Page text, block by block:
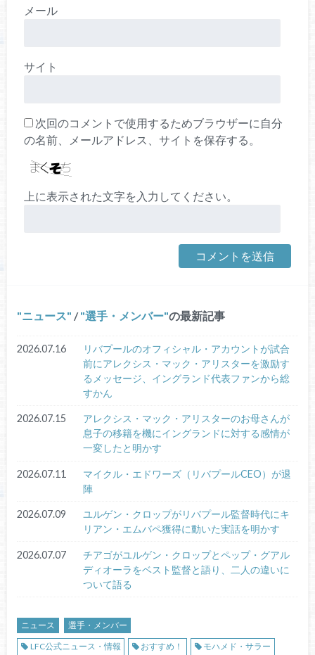
メール
サイト
次回のコメントで使用するためブラウザーに自分
の名前、メールアドレス、サイトを保存する。
上に表示された文字を入力してください。
ニュース / 選手・メンバー の最新記事
2026.07.16
リバプールのオフィシャル・アカウントが試合
前にアレクシス・マック・アリスターを激励す
るメッセージ、イングランド代表ファンから総
すかん
2026.07.15
アレクシス・マック・アリスターのお母さんが
息子の移籍を機にイングランドに対する感情が
一変したと明かす
2026.07.11
マイクル・エドワーズ（リバプールCEO）が退
陣
2026.07.09
ユルゲン・クロップがリバプール監督時代にキ
リアン・エムバペ獲得に動いた実話を明かす
2026.07.07
チアゴがユルゲン・クロップとペップ・グアル
ディオーラをベスト監督と語り、二人の違いに
ついて語る
ニュース
選手・メンバー
LFC公式ニュース・情報
おすすめ！ モハメド・サラー